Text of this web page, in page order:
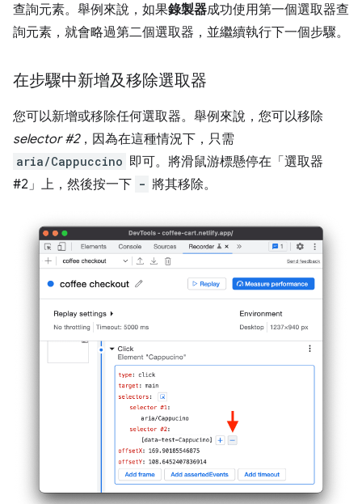
查詢元素。舉例來說，如果錄製器成功使用第一個選取器查
詢元素，就會略過第二個選取器，並繼續執行下一個步驟。
在步驟中新增及移除選取器
您可以新增或移除任何選取器。舉例來說，您可以移除
selector #2，因為在這種情況下，只需
aria/Cappuccino 即可。將滑鼠游標懸停在「選取器
#2」 上，然後按一下 - 將其移除。